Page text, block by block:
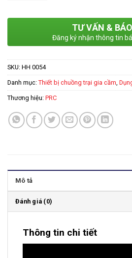
TƯ VẤN &
Đăng ký nhận thông tin
SKU: HH 0054
Danh mục: Thiết bị chuồng trại gia cầm,
Thương hiệu: PRC
Mô tả
Đánh giá (0)
Thông tin chi tiết